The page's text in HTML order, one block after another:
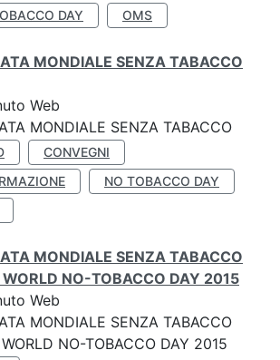
DAY
OMS
MONDIALE SENZA TABACCO
Web
MONDIALE SENZA TABACCO
CONVEGNI
NO TOBACCO DAY
MONDIALE SENZA TABACCO
NO-TOBACCO DAY 2015
Web
MONDIALE SENZA TABACCO
NO-TOBACCO DAY 2015